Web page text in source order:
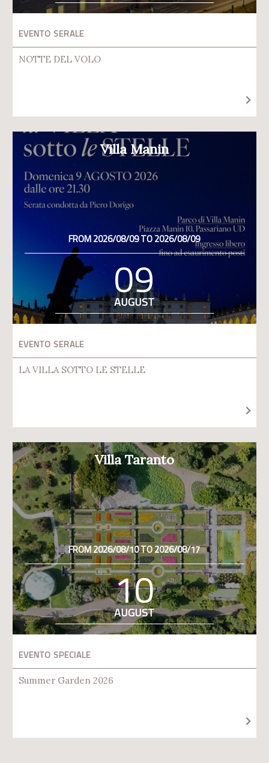
EVENTO SERALE
NOTTE DEL VOLO
Villa Manin
FROM 2026/08/09 TO 2026/08/09
09
AUGUST
EVENTO SERALE
LA VILLA SOTTO LE STELLE
Villa Taranto
FROM 2026/08/10 TO 2026/08/17
10
AUGUST
EVENTO SPECIALE
Summer Garden 2026